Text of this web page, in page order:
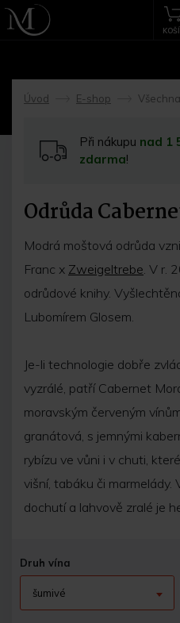
Úvod
->
E-shop
->
Při nákupu nad 1
zdarma!
Odrůda
Modrá moštová odrůda
Franc x Zweigeltrebe. V r.
odrůdové knihy.
Lubomírem Glosem.
Je-li technologie dobře
vyzrálé, patří Cabernet
moravským červeným
granátová, s jemnými
rybízu ve vůni i v chuti,
višní, tabáku či marmelády.
dochutí a lahvově zralé je
Druh vína
šumivé